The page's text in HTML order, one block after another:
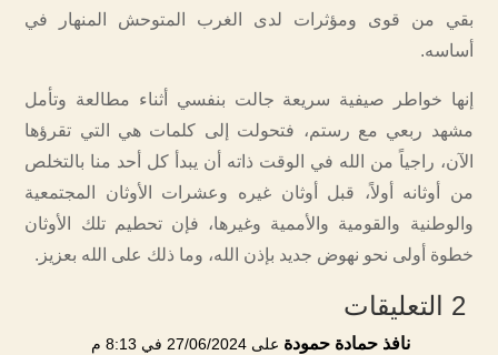
بقي من قوى ومؤثرات لدى الغرب المتوحش المنهار في
أساسه.
إنها خواطر صيفية سريعة جالت بنفسي أثناء مطالعة وتأمل
مشهد ربعي مع رستم، فتحولت إلى كلمات هي التي تقرؤها
الآن، راجياً من الله في الوقت ذاته أن يبدأ كل أحد منا بالتخلص
من أوثانه أولاً، قبل أوثان غيره وعشرات الأوثان المجتمعية
والوطنية والقومية والأممية وغيرها، فإن تحطيم تلك الأوثان
خطوة أولى نحو نهوض جديد بإذن الله، وما ذلك على الله بعزيز.
2 التعليقات
نافذ حمادة حمودة على 27/06/2024 في 8:13 م